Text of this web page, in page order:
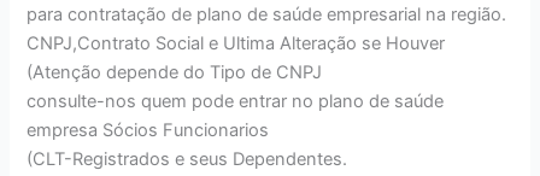
para contratação de plano de saúde empresarial na região.
CNPJ,Contrato Social e Ultima Alteração se Houver
(Atenção depende do Tipo de CNPJ
consulte-nos quem pode entrar no plano de saúde
empresa Sócios Funcionarios
(CLT-Registrados e seus Dependentes.